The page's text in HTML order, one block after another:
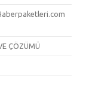
ÇÖZÜMÜ